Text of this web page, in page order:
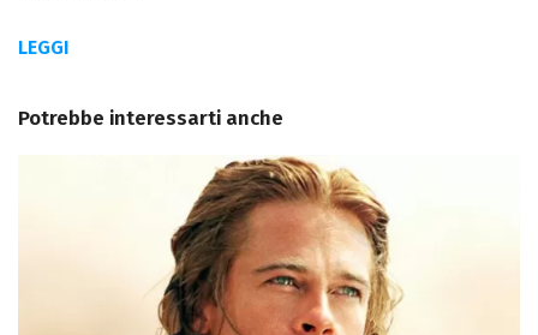
LEGGI
Potrebbe interessarti anche